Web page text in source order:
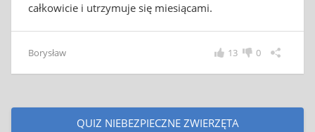
całkowicie i utrzymuje się miesiącami.
Borysław 0
13
QUIZ NIEBEZPIECZNE ZWIERZĘTA